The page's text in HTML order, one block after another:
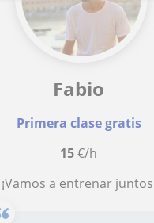
Fabio
Primera clase gratis
15€/h
¡Vamos a entrenar